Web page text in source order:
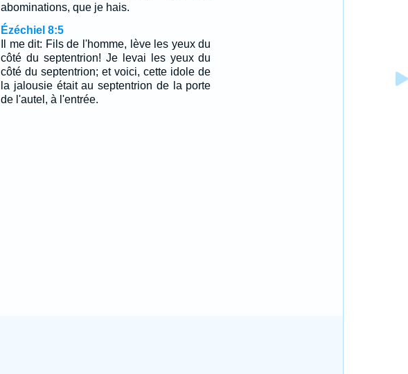
abominations, que je hais.
Ézéchiel 8:5
Il me dit: Fils de l'homme, lève les yeux du
côté du septentrion! Je levai les yeux du
côté du septentrion; et voici, cette idole de
la jalousie était au septentrion de la porte
de l'autel, à l'entrée.